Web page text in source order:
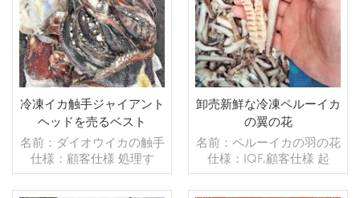
冷凍イカ触手ジャイアント
ヘッドを売るベスト
名前：ダイオウイカの触手
仕様：顧客仕様 処理す
る： グレージング：BQF
40％（カスタマイズ可
卸売新鮮な冷凍ペルーイカ
の翼の花
名前：ペルーイカの羽の花
仕様：IQF,顧客仕様 起
源：中国 ブランド：fu
wang hang 販売モデル：